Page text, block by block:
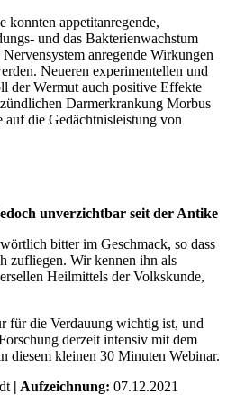
konnten appetitanregende,
und das Bakterienwachstum
anregende Wirkungen
Neueren experimentellen und
der Wermut auch positive Effekte
Darmerkrankung Morbus
die Gedächtnisleistung von
unverzichtbar seit der Antike
bitter im Geschmack, so dass
zufliegen. Wir kennen ihn als
Heilmittels der Volkskunde,
für die Verdauung wichtig ist, und
derzeit intensiv mit dem
diesem kleinen 30 Minuten Webinar.
| Aufzeichnung: 07.12.2021